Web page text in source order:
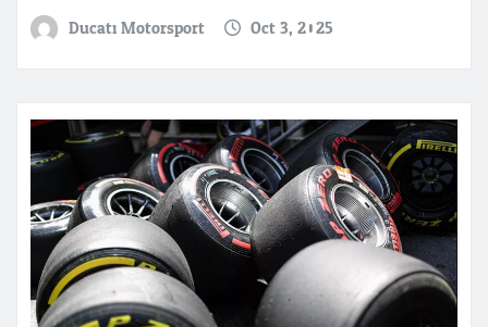
Ducati Motorsport Oct 3, 2025